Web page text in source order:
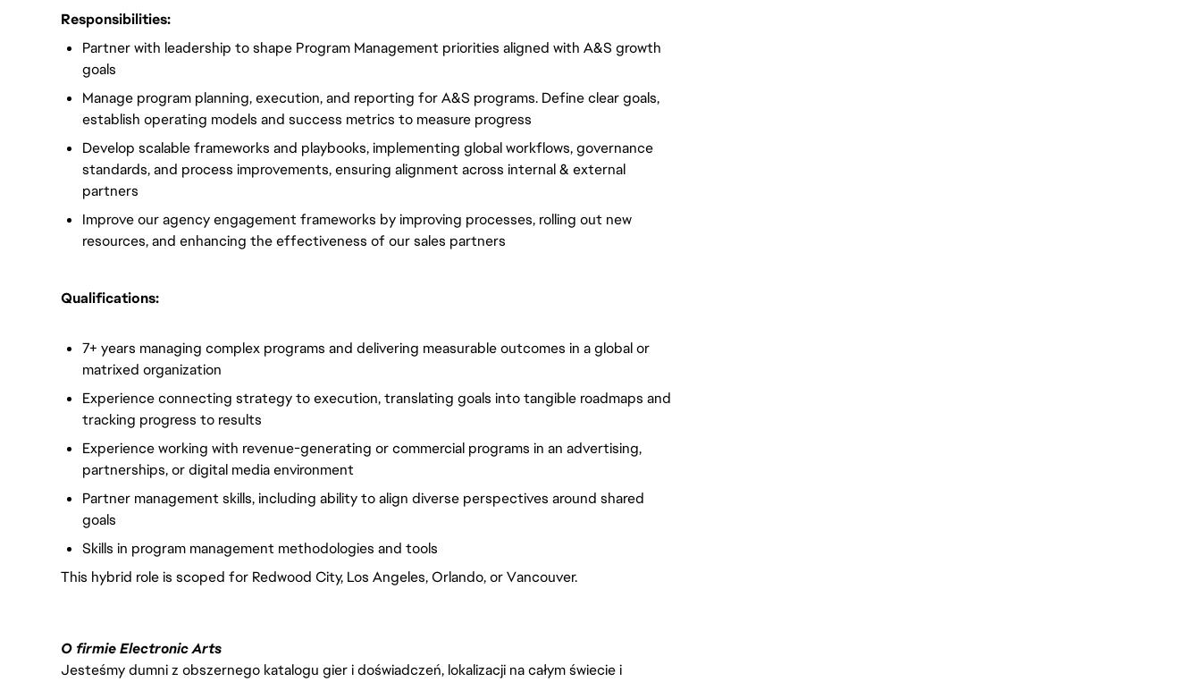
Responsibilities:
Partner with leadership to shape Program Management priorities aligned with A&S growth
goals
Manage program planning, execution, and reporting for A&S programs. Define clear goals,
establish operating models and success metrics to measure progress
Develop scalable frameworks and playbooks, implementing global workflows, governance
standards, and process improvements, ensuring alignment across internal & external
partners
Improve our agency engagement frameworks by improving processes, rolling out new
resources, and enhancing the effectiveness of our sales partners
Qualifications:
7+ years managing complex programs and delivering measurable outcomes in a global or
matrixed organization
Experience connecting strategy to execution, translating goals into tangible roadmaps and
tracking progress to results
Experience working with revenue-generating or commercial programs in an advertising,
partnerships, or digital media environment
Partner management skills, including ability to align diverse perspectives around shared
goals
Skills in program management methodologies and tools
This hybrid role is scoped for Redwood City, Los Angeles, Orlando, or Vancouver.
O firmie Electronic Arts
Jesteśmy dumni z obszernego katalogu gier i doświadczeń, lokalizacji na całym świecie i